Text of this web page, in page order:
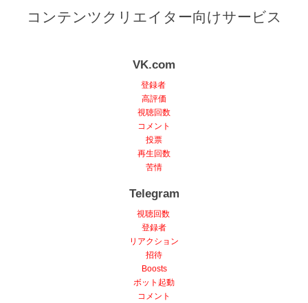
コンテンツクリエイター向けサービス
VK.com
登録者
高評価
視聴回数
コメント
投票
再生回数
苦情
Telegram
視聴回数
登録者
リアクション
招待
Boosts
ボット起動
コメント